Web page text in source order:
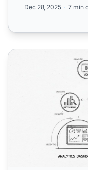
Dec 28, 2025 7 min
Jak utrzymać treści